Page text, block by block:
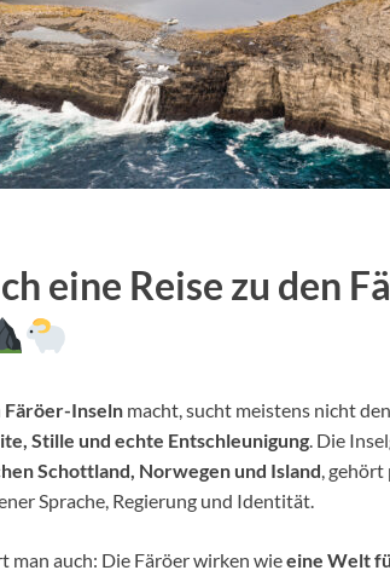
eine Reise zu den
Färöer-Inseln macht, sucht meistens nicht
Stille und echte Entschleunigung. Die
Schottland, Norwegen und Island, gehört
Sprache, Regierung und Identität.
man auch: Die Färöer wirken wieeine Welt